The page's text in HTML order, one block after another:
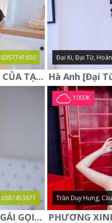
0357741650
PHƯƠNG LINH: VẺ ĐẸP CỦA TẠO HÓA, XINH ĐẸP, SEXY, QUYỄN RŨ
Đại Ki, Đại Từ,
0387453871
KIỀU OANH-ĐẲNG CẤP GÁI GỌI XINH SANG-NGOAN NGOÃN
1000K
Trần Duy Hưng,